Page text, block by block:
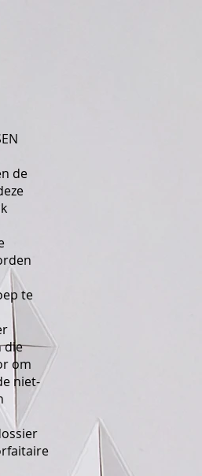
de
te
die
om
niet-